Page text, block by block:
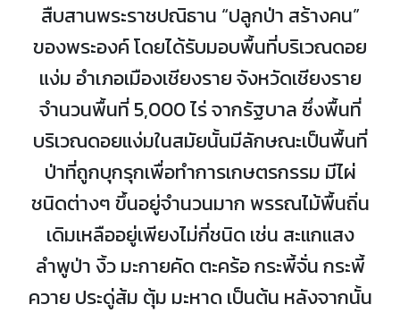
สืบสานพระราชปณิธาน “ปลูกป่า สร้างคน”
ของพระองค์ โดยได้รับมอบพื้นที่บริเวณดอย
แง่ม อำเภอเมืองเชียงราย จังหวัดเชียงราย
จำนวนพื้นที่ 5,000 ไร่ จากรัฐบาล ซึ่งพื้นที่
บริเวณดอยแง่มในสมัยนั้นมีลักษณะเป็นพื้นที่
ป่าที่ถูกบุกรุกเพื่อทำการเกษตรกรรม มีไผ่
ชนิดต่างๆ ขึ้นอยู่จำนวนมาก พรรณไม้พื้นถิ่น
เดิมเหลืออยู่เพียงไม่กี่ชนิด เช่น สะแกแสง
ลำพูป่า งิ้ว มะกายคัด ตะคร้อ กระพี้จั่น กระพี้
ควาย ประดู่ส้ม ตุ้ม มะหาด เป็นต้น หลังจากนั้น